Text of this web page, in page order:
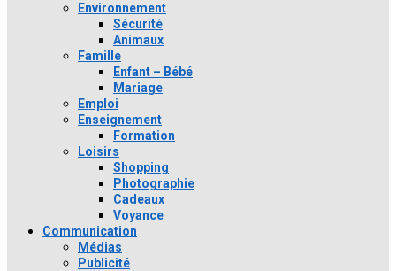
Environnement
Sécurité
Animaux
Famille
Enfant – Bébé
Mariage
Emploi
Enseignement
Formation
Loisirs
Shopping
Photographie
Cadeaux
Voyance
Communication
Médias
Publicité